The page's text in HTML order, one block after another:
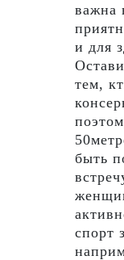
важна
и для
тем,
быть
спорт